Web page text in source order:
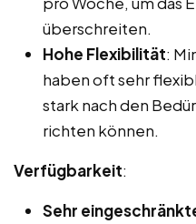
überschreiten.
Hohe Flexibilität:
haben oft sehr
stark nach den
richten können.
Verfügbarkeit:
Sehr